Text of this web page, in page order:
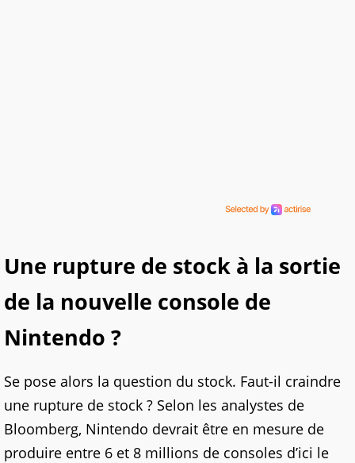
Une rupture de stock à la sortie
de la nouvelle console de
Nintendo ?
Se pose alors la question du stock. Faut-il craindre
une rupture de stock ? Selon les analystes de
Bloomberg, Nintendo devrait être en mesure de
produire entre 6 et 8 millions de consoles d’ici le